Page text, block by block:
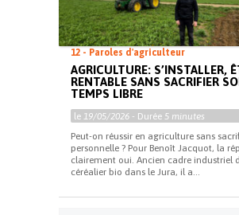
12 - Paroles d'agriculteur
AGRICULTURE: S’INSTALLER,
RENTABLE SANS SACRIFIER
TEMPS LIBRE
le 19/05/2026 - Durée 5 minutes
Peut-on réussir en agriculture sans
personnelle ? Pour Benoît Jacquot, la
clairement oui. Ancien cadre industriel
céréalier bio dans le Jura, il a...